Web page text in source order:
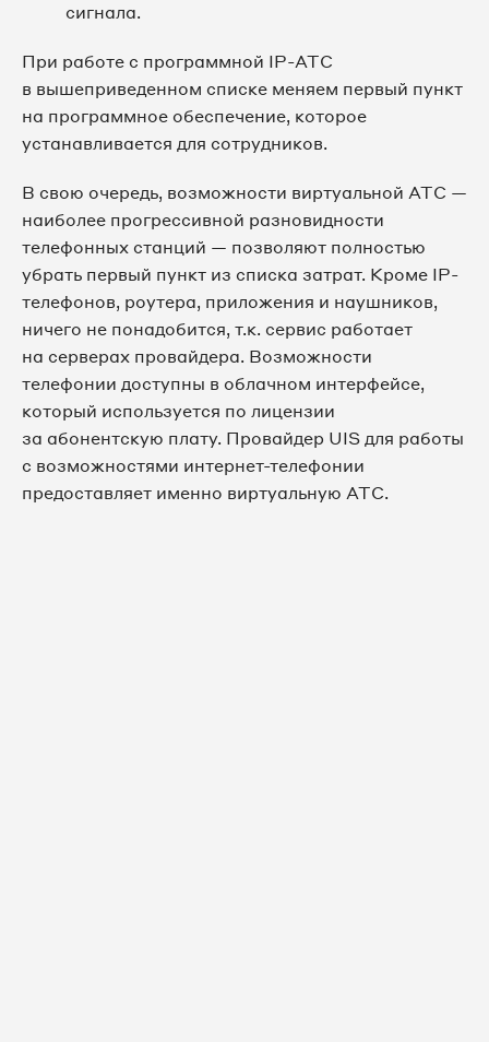
сигнала.
При работе с программной IP-АТС
в вышеприведенном списке меняем первый пункт
на программное обеспечение, которое
устанавливается для сотрудников.
В свою очередь, возможности виртуальной АТС —
наиболее прогрессивной разновидности
телефонных станций — позволяют полностью
убрать первый пункт из списка затрат. Кроме IP-
телефонов, роутера, приложения и наушников,
ничего не понадобится, т.к. сервис работает
на серверах провайдера. Возможности
телефонии доступны в облачном интерфейсе,
который используется по лицензии
за абонентскую плату. Провайдер UIS для работы
с возможностями интернет-телефонии
предоставляет именно виртуальную АТС.